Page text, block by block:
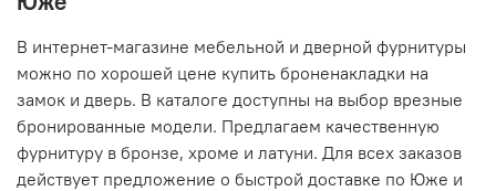
В интернет-магазине мебельной и дверной фурнитуры
можно по хорошей цене купить броненакладки на
замок и дверь. В каталоге доступны на выбор врезные
бронированные модели. Предлагаем качественную
фурнитуру в бронзе, хроме и латуни. Для всех заказов
действует предложение о быстрой доставке по Юже и